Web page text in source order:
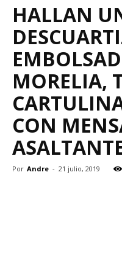
HALLAN
MORELIA,
CON
Por Andre - 21 julio, 2019